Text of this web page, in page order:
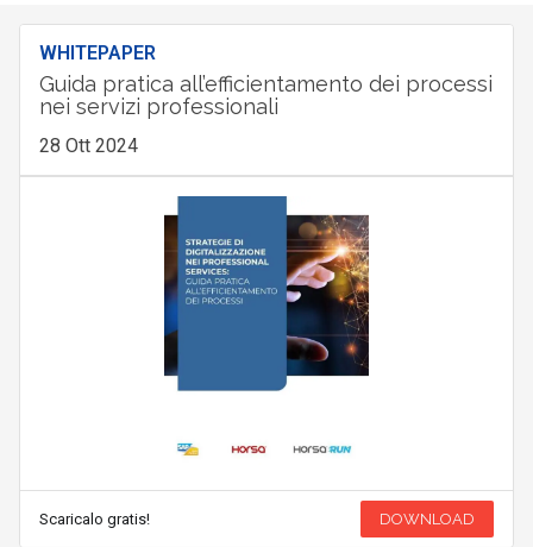
WHITEPAPER
Guida pratica all’efficientamento dei processi
nei servizi professionali
28 Ott 2024
Scaricalo gratis! DOWNLOAD